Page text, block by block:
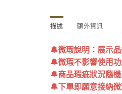
描述 額外資訊
🔔微瑕說明：展示
🔔微瑕不影響使用功
🔔商品瑕疵狀況隨
🔔下單即願意接納微